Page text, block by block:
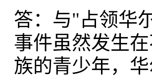
答：与"占领华
事件虽然发生
族的青少年，